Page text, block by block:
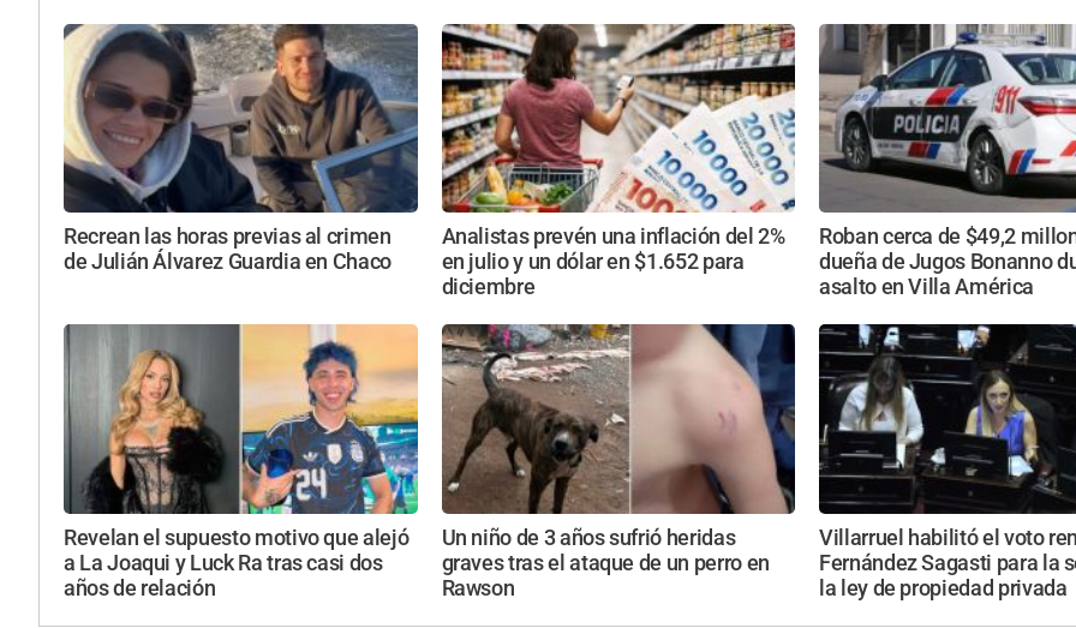
Recrean las horas previas al crimen
de Julián Álvarez Guardia en Chaco
Analistas prevén una inflación del 2%
en julio y un dólar en $1.652 para
diciembre
Roban cerca de $49,2
dueña de Jugos Bonanno
asalto en Villa América
Revelan el supuesto motivo que alejó
a La Joaqui y Luck Ra tras casi dos
años de relación
Un niño de 3 años sufrió heridas
graves tras el ataque de un perro en
Rawson
Villarruel habilitó el voto
Fernández Sagasti para la
la ley de propiedad privada